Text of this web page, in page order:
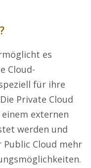
es
Cloud-
für ihre
Private Cloud
externen
werden und
Cloud mehr